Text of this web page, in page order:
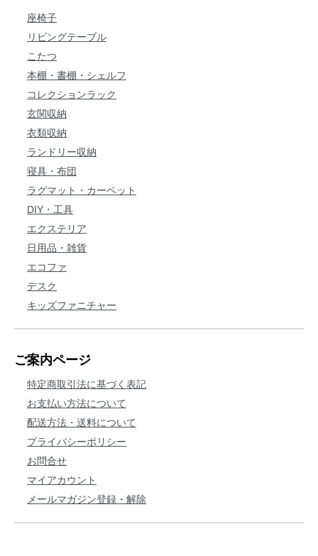
座椅子
リビングテーブル
こたつ
本棚・書棚・シェルフ
コレクションラック
玄関収納
衣類収納
ランドリー収納
寝具・布団
ラグマット・カーペット
DIY・工具
エクステリア
日用品・雑貨
エコファ
デスク
キッズファニチャー
ご案内ページ
特定商取引法に基づく表記
お支払い方法について
配送方法・送料について
プライバシーポリシー
お問合せ
マイアカウント
メールマガジン登録・解除